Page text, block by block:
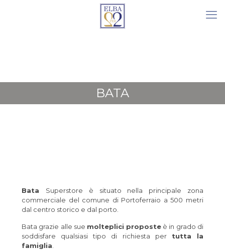
BATA
Bata Superstore è situato nella principale zona
commerciale del comune di Portoferraio a 500 metri
dal centro storico e dal porto.
Bata grazie alle sue molteplici proposteè in grado di
soddisfare qualsiasi tipo di richiesta per tutta la
famiglia